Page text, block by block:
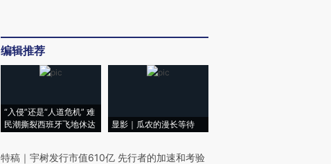
编辑推荐
“入侵”还是“人道危机” 难
民潮撕裂西班牙飞地休达
显影｜瓜农的漫长等待
特稿 ｜ 宇树发行市值610亿 先行者的加速和考验